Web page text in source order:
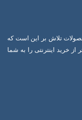
تلاش بر این است که
از خرید اینترنتی را به شما